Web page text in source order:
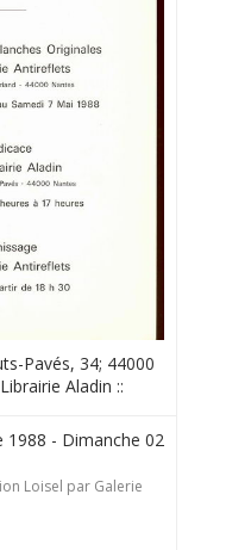
Pavés, 34; 44000
Aladin ::
1988 - Dimanche 02
Loisel par Galerie